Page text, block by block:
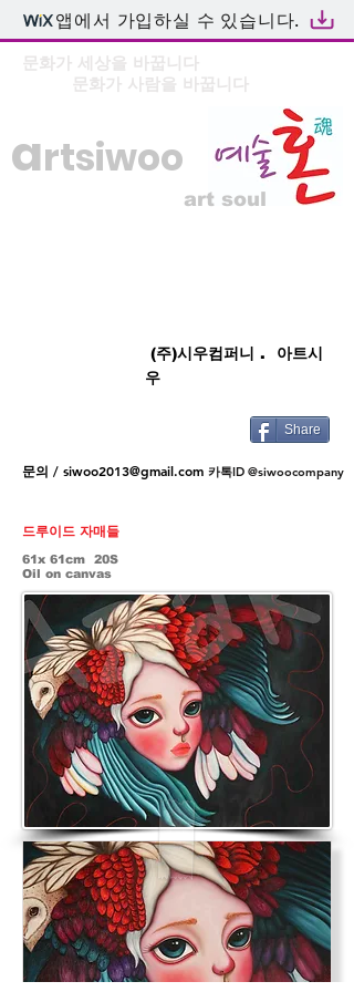
앱에서 가입하실 수 있습니다.
문화가 세상을 바꿉니다
문화가 사람을 바꿉니다
artsiwoo
art soul
(주)시우컴퍼니 . 아트시
우
Share
문의 / siwoo2013@gmail.com 카톡ID @siwoocompany
드루이드 자매들
61x 61cm 20S
Oil on canvas